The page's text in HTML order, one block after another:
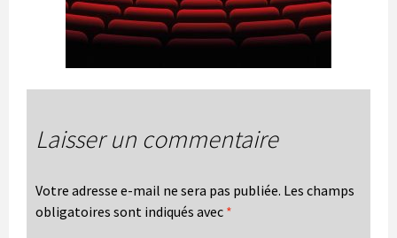
Laisser un commentaire
Votre adresse e-mail ne sera pas publiée. Les champs
obligatoires sont indiqués avec *